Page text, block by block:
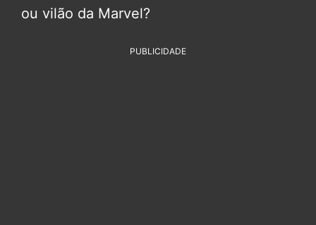
ou vilão da Marvel?
PUBLICIDADE